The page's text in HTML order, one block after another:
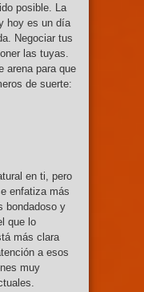
posible. La
hoy es un día
Negociar tus
las tuyas.
arena para que
de suerte:
en ti, pero
enfatiza más
bondadoso y
que lo
más clara
a esos
muy